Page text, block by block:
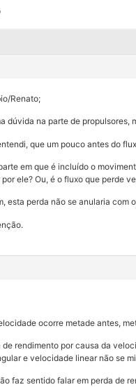
Renato;
dúvida na parte de
que um pouco antes do
em que é incluído o
ele? Ou, é o fluxo que perde
esta perda não se anularia
ocorre metade antes,
de rendimento por causa da
e velocidade linear não se
faz sentido falar em perda de